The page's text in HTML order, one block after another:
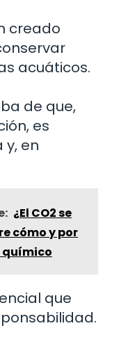
creado
acuáticos.
de que,
es
en
¿El CO2 se
cómo y por
químico
que